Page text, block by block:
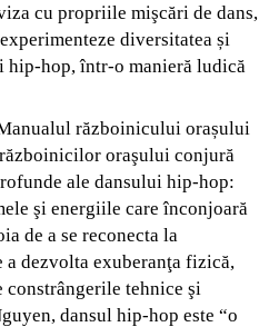
cu propriile mişcări de dans,
diversitatea și
hop, într-o manieră ludică
războinicului orașului
oraşului conjură
ale dansului hip-hop:
şi energiile care înconjoară
de a se reconecta la
dezvolta exuberanţa fizică,
tehnice şi
dansul hip-hop este “o